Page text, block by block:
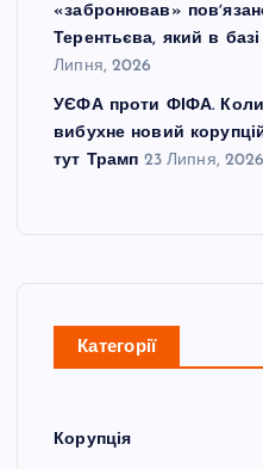
«забронював»
Терентьєва, який в
Липня, 2026
УЄФА проти ФІФА. Коли
вибухне новий
тут Трамп 23 Липня, 2026
Категорії
Корупція